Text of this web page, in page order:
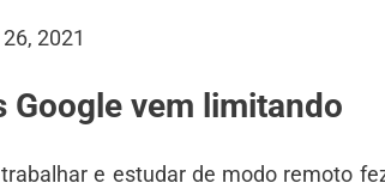
2021
Google vem limitando
e estudar de modo remoto